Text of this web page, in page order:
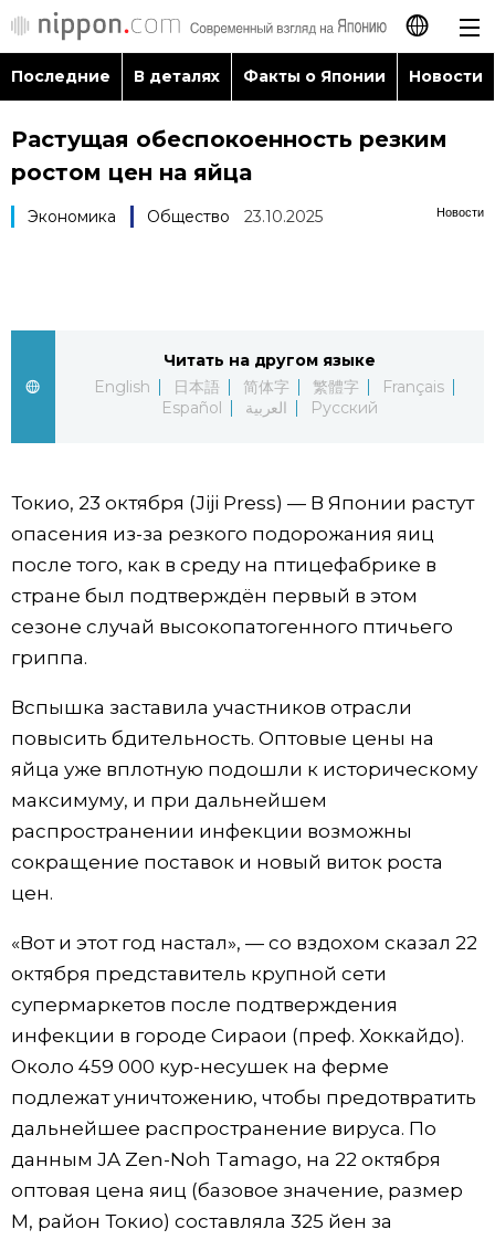
日本語
English
Español
العربية
Последние
Факты о Японии
Новости
Фото/Видео
Разделы
Люди
Блог
Политика
Экономика
Общество
Культура
Жизнь
Технологии
Токио
От редакции
Популярные статьи
Японский язык
Японский калейдоскоп
Семья
Еда и напитки
official SNS
Последние В деталях Факты о Японии Новости
Растущая обеспокоенность резким
ростом цен на яйца
Новости
Экономика Общество 23.10.2025
Читать на другом языке
English
日本語 简体字 繁體字
Français
Español
العربية Русский
Токио, 23 октября (Jiji Press) — В Японии растут
опасения из-за резкого подорожания яиц
после того, как в среду на птицефабрике в
стране был подтверждён первый в этом
сезоне случай высокопатогенного птичьего
гриппа.
Вспышка заставила участников отрасли
повысить бдительность. Оптовые цены на
яйца уже вплотную подошли к историческому
максимуму, и при дальнейшем
распространении инфекции возможны
сокращение поставок и новый виток роста
цен.
«Вот и этот год настал», — со вздохом сказал 22
октября представитель крупной сети
супермаркетов после подтверждения
инфекции в городе Сираои (преф. Хоккайдо).
Около 459 000 кур-несушек на ферме
подлежат уничтожению, чтобы предотвратить
дальнейшее распространение вируса. По
данным JA Zen-Noh Tamago, на 22 октября
оптовая цена яиц (базовое значение, размер
M, район Токио) составляла 325 йен за